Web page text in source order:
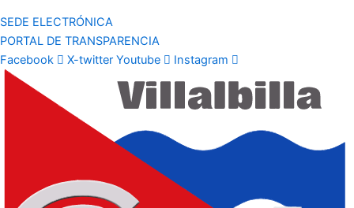
SEDE ELECTRÓNICA
PORTAL DE TRANSPARENCIA
Facebook
X-twitter Youtube Instagram